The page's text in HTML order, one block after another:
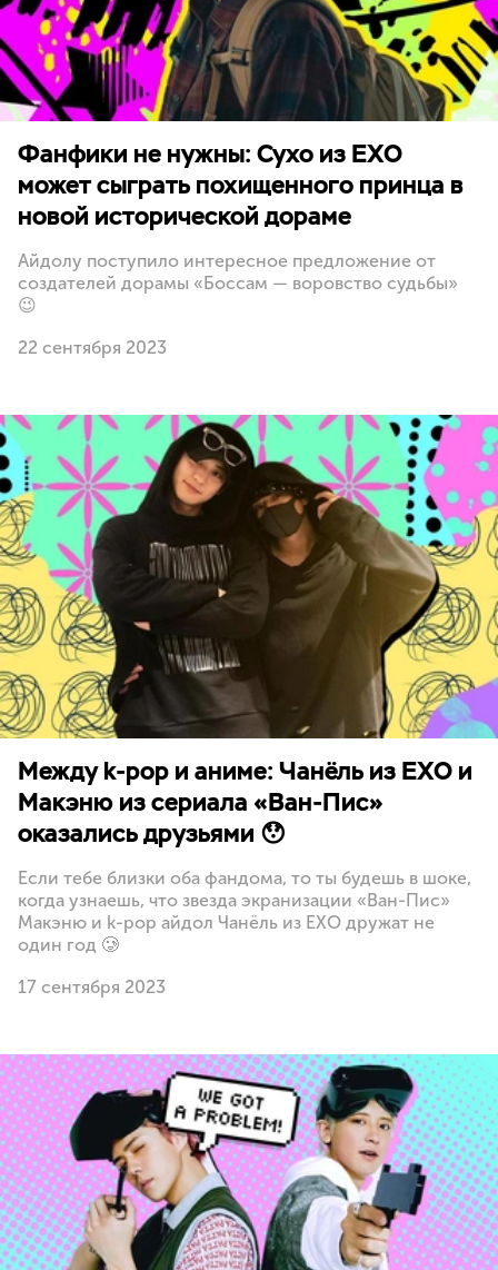
Фанфики не нужны: Сухо из EXO
может сыграть похищенного принца в
новой исторической дораме
Айдолу поступило интересное предложение от
создателей дорамы «Боссам — воровство судьбы»
😉
22 сентября 2023
Между k-pop и аниме: Чанёль из EXO и
Макэню из сериала «Ван-Пис»
оказались друзьями 😯
Если тебе близки оба фандома, то ты будешь в шоке,
когда узнаешь, что звезда экранизации «Ван-Пис»
Макэню и k-pop айдол Чанёль из EXO дружат не
один год 🥲
17 сентября 2023